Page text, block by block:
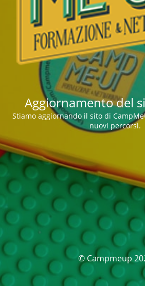
Aggiornamento del
Stiamo aggiornando il sito di
nuovi percorsi.
© Campmeup